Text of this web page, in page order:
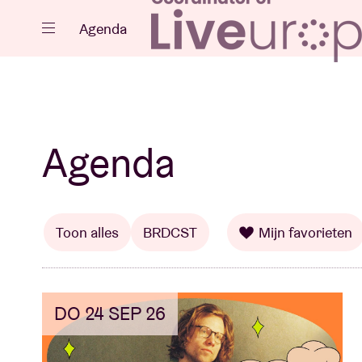
Sluiten
Agenda
Projecten
Nieuws
Agenda
Agenda
Toon alles BRDCST Mijn favorieten
DO 24 SEP 26